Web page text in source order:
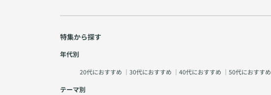
特集から探す
年代別
20代におすすめ ｜ 30代におすすめ ｜ 40代におすすめ ｜ 50代におすすめ
テーマ別